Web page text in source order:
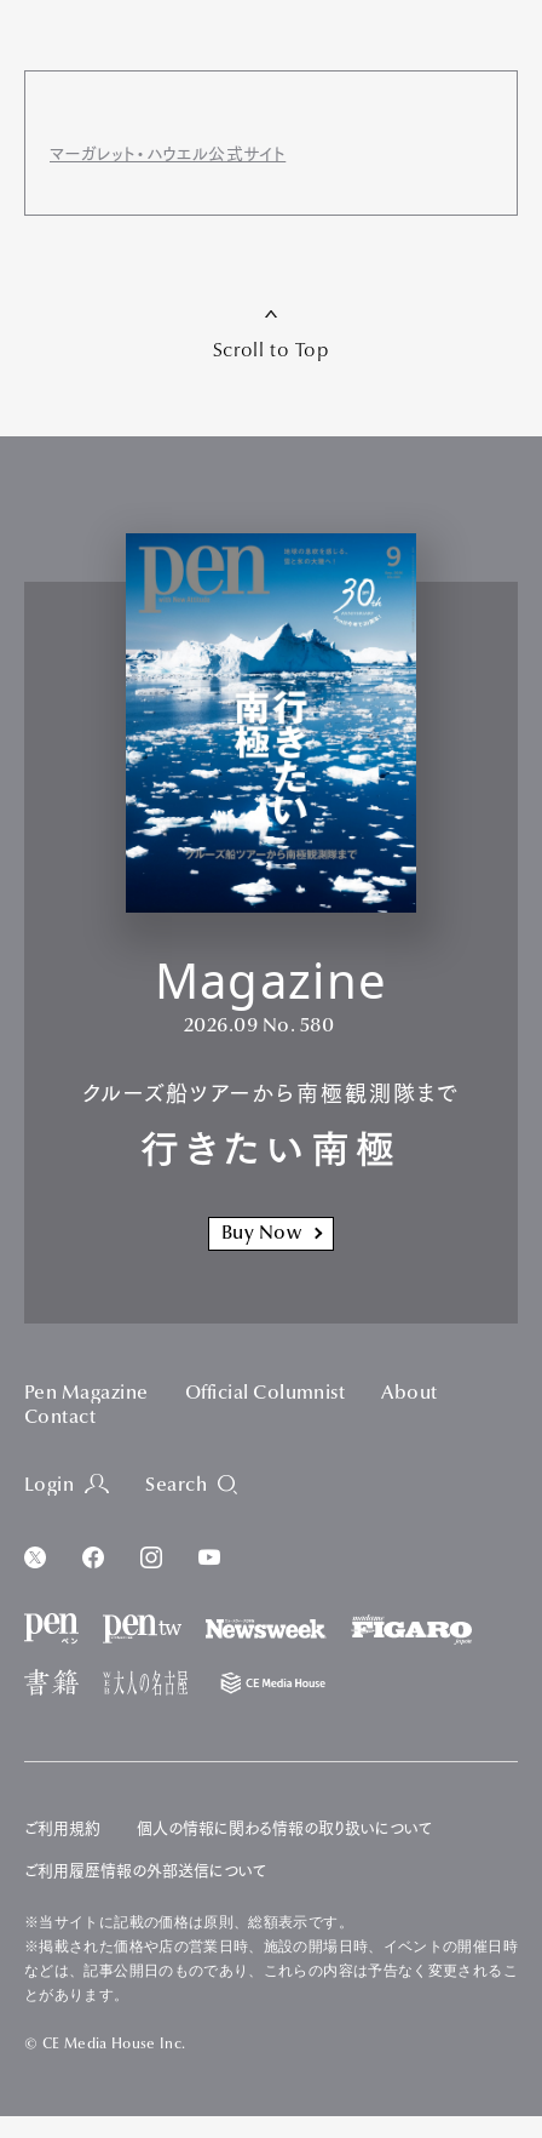
マーガレット・ハウエル公式サイト
Scroll to Top
Magazine
2026.09 No. 580
クルーズ船ツアーから南極観測隊まで
行きたい南極
Buy Now
Pen Magazine Official Columnist
About
Contact
Login Search
ご利用規約 個人の情報に関わる情報の取り扱いについて
ご利用履歴情報の外部送信について
※当サイトに記載の価格は原則、総額表示です。
※掲載された価格や店の営業日時、施設の開場日時、イベントの開催日時
などは、記事公開日のものであり、これらの内容は予告なく変更されるこ
とがあります。
© CE Media House Inc.